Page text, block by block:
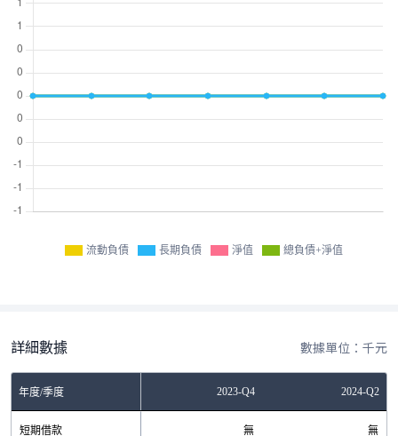
流動負債 長期負債 淨值 總負債+淨值
詳細數據 數據單位：千元
年度/季度 2023-Q4 2024-Q2
短期借款 無 無